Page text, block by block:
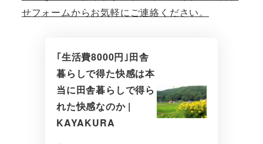
せフォームからお気軽にご連絡ください。
｢生活費8000円｣田舎
暮らしで得た快感は本
当に田舎暮らしで得ら
れた快感なのか |
KAYAKURA